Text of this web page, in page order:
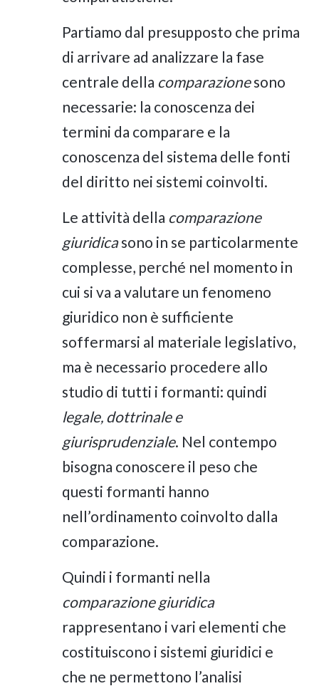
Partiamo dal presupposto che prima
di arrivare ad analizzare la fase
centrale della comparazionesono
necessarie: la conoscenza dei
termini da comparare e la
conoscenza del sistema delle fonti
del diritto nei sistemi coinvolti.
Le attività della comparazione
giuridicasono in se particolarmente
complesse, perché nel momento in
cui si va a valutare un fenomeno
giuridico non è sufficiente
soffermarsi al materiale legislativo,
ma è necessario procedere allo
studio di tutti i formanti: quindi
legale, dottrinale e
giurisprudenziale. Nel contempo
bisogna conoscere il peso che
questi formanti hanno
nell’ordinamento coinvolto dalla
comparazione.
Quindi i formanti nella
comparazione giuridica
rappresentano i vari elementi che
costituiscono i sistemi giuridici e
che ne permettono l’analisi